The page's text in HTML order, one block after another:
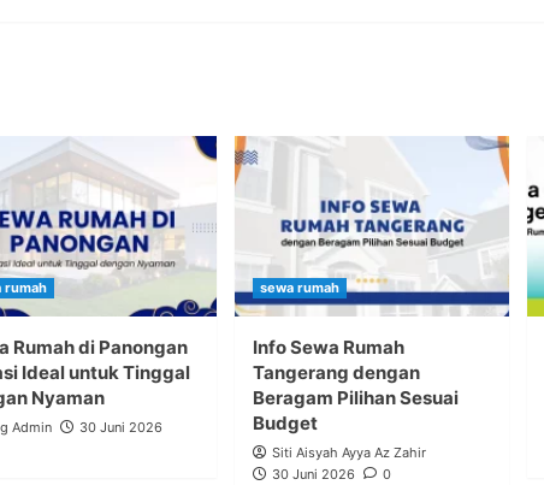
rumah
Rumah di Panongan
Ideal untuk Tinggal
Nyaman
Admin
30 Juni 2026
sewa rumah
Info Sewa Rumah
Tangerang dengan
Beragam Pilihan Sesuai
Budget
Siti Aisyah Ayya Az Zahir
30 Juni 2026
0